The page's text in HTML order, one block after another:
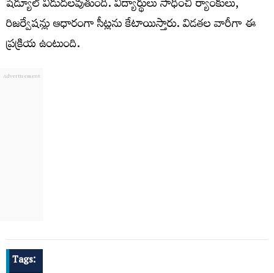
షెడ్యూల్ విడుదలవుతుంది. విద్యార్థులు సాధించి ర్యాంకులు,
రిజర్వేషన్లు ఆధారంగా సీట్లను కేటాయిస్తారు. విడతల వారీగా ఈ
ప్రక్రియ ఉంటుంది.
Tags: